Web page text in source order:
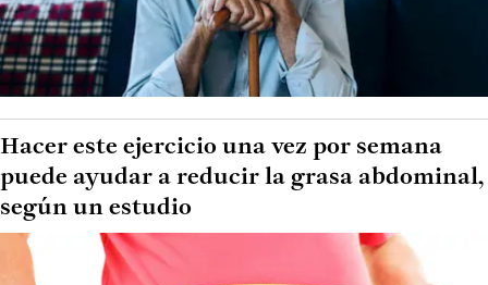
Hacer este ejercicio una vez por semana
puede ayudar a reducir la grasa abdominal,
según un estudio